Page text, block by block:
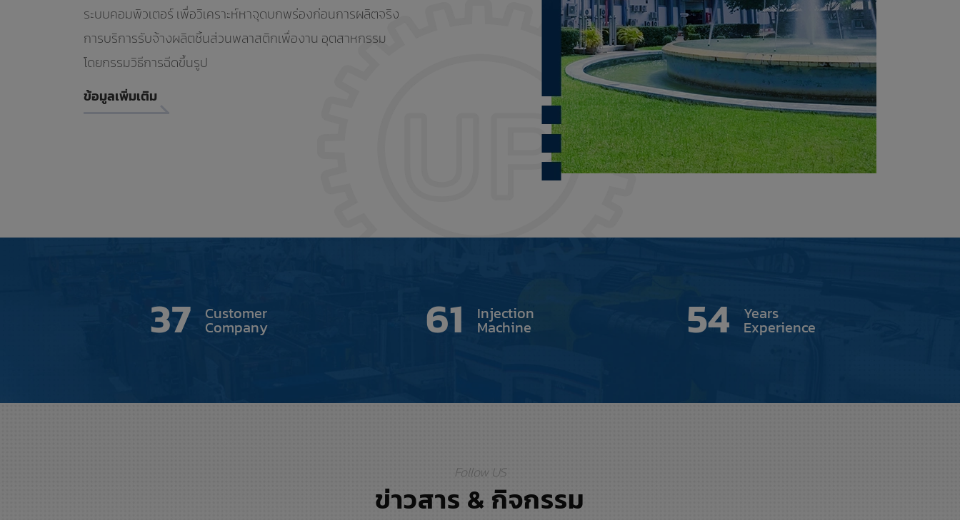
ระบบคอมพิวเตอร์ เพื่อวิเคราะห์หาจุดบกพร่องก่อนการผลิตจริง
การบริการรับจ้างผลิตชิ้นส่วนพลาสติกเพื่องาน อุตสาหกรรม
โดยกรรมวิธีการฉีดขึ้นรูป
ข้อมูลเพิ่มเติม
37 Customer
Company 61 Injection
Machine 54 Years
Experience
Follow US
ข่าวสาร & กิจกรรม